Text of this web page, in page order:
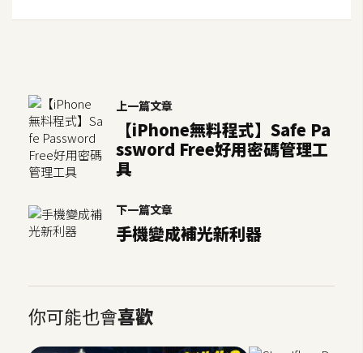
上一篇文章
【iPhone無料程式】Safe Pa
ssword Free好用密碼管理工
具
下一篇文章
手機變成補光新利器
你可能也會喜歡